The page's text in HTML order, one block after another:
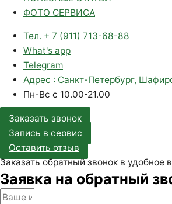
ФОТО СЕРВИСА
Тел. + 7 (911) 713-68-88
What's app
Telegram
Адрес : Санкт-Петербург,
Пн-Вс с 10.00-21.00
Заказать звонок
Запись в сервис
Оставить отзыв
Заказать обратный звонок в удобное
Заявка на обратный